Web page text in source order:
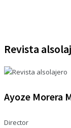
Revista
Ayoze Morera
Director